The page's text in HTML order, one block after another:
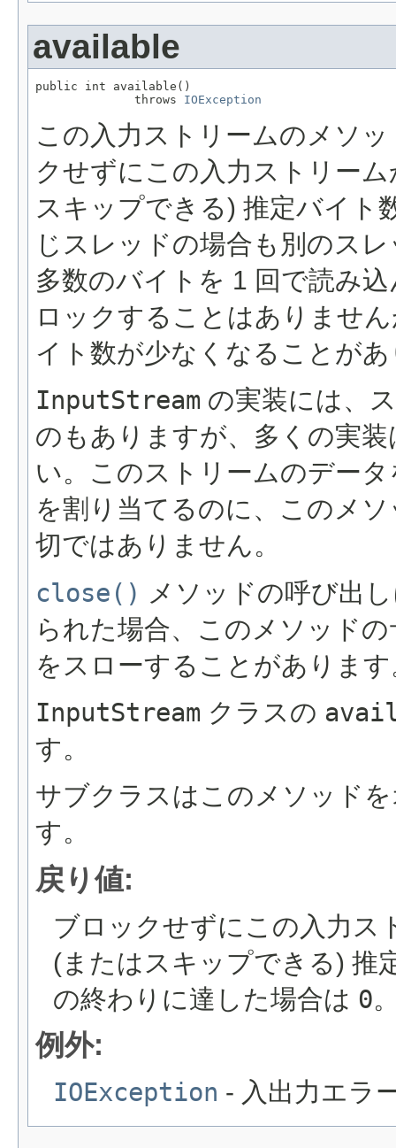
available
public int available()
              throws
IOException
この入力ストリームのメソ
クせずにこの入力ストリー
スキップできる) 推定バイト
じスレッドの場合も別のス
多数のバイトを 1 回で読み
ロックすることはありませ
イト数が少なくなることが
InputStream の実装には、
のもありますが、多くの実
い。このストリームのデー
を割り当てるのに、このメ
切ではありません。
close()
メソッドの呼び出
られた場合、このメソッド
をスローすることがあります
InputStream クラスの
す。
サブクラスはこのメソッド
す。
戻り値:
ブロックせずにこの入力ス
(またはスキップできる) 推
の終わりに達した場合は 0
例外:
IOException - 入出力エラ